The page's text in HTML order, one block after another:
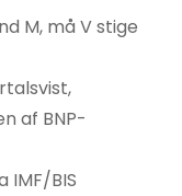
M, må V stige
af BNP-
IMF/BIS